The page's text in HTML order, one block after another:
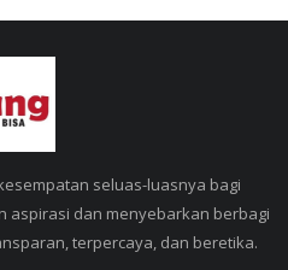
seluas-luasnya bagi
aspirasi dan menyebarkan berbagi
terpercaya, dan beretika.